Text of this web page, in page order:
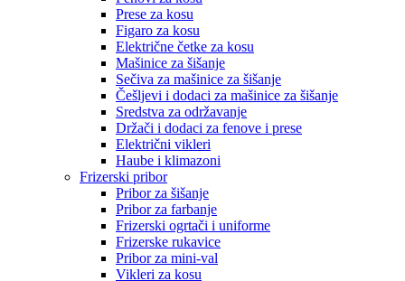
Prese za kosu
Figaro za kosu
Električne četke za kosu
Mašinice za šišanje
Sečiva za mašinice za šišanje
Češljevi i dodaci za mašinice za šišanje
Sredstva za održavanje
Držači i dodaci za fenove i prese
Električni vikleri
Haube i klimazoni
Frizerski pribor
Pribor za šišanje
Pribor za farbanje
Frizerski ogrtači i uniforme
Frizerske rukavice
Pribor za mini-val
Vikleri za kosu